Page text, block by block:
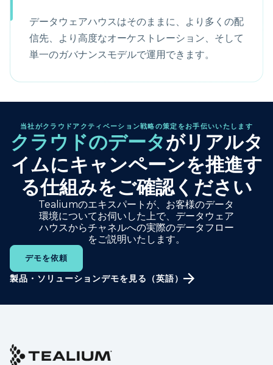
データウェアハウスはそのままに、より多くの配
信先、より高度なオーケストレーション、そして
単一のガバナンスモデルで運用できます。
当社がクラウドアクティベーション戦略の策定をお手伝いいたします
クラウドのデータがリアルタ
イムにキャンペーンを推進す
る仕組みをご確認ください
Tealiumのエキスパートが、お客様のデータ
環境についてお伺いした上で、データウェア
ハウスからチャネルへの実際のデータフロー
をご説明いたします。
デモを依頼
製品・ソリューションデモを見る（英語）